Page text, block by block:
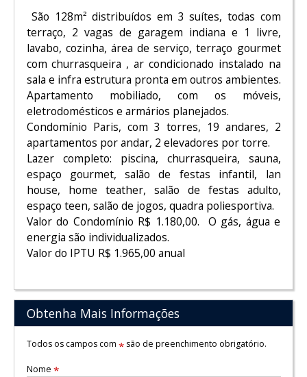
São 128m² distribuídos em 3 suítes, todas com
terraço, 2 vagas de garagem indiana e 1 livre,
lavabo, cozinha, área de serviço, terraço gourmet
com churrasqueira , ar condicionado instalado na
sala e infra estrutura pronta em outros ambientes.
Apartamento mobiliado, com os móveis,
eletrodomésticos e armários planejados.
Condomínio Paris, com 3 torres, 19 andares, 2
apartamentos por andar, 2 elevadores por torre.
Lazer completo: piscina, churrasqueira, sauna,
espaço gourmet, salão de festas infantil, lan
house, home teather, salão de festas adulto,
espaço teen, salão de jogos, quadra poliesportiva.
Valor do Condomínio R$ 1.180,00. O gás, água e
energia são individualizados.
Valor do IPTU R$ 1.965,00 anual
Obtenha Mais Informações
Todos os campos com *são de preenchimento obrigatório.
Nome *